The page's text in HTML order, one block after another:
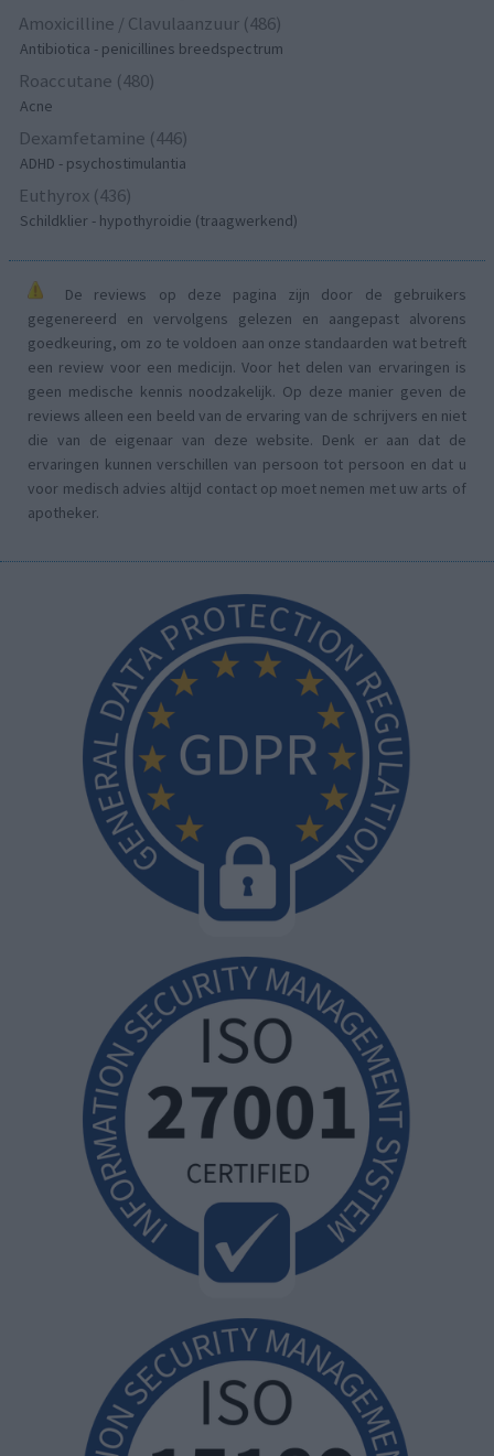
Amoxicilline / Clavulaanzuur (486)
Antibiotica - penicillines breedspectrum
Roaccutane (480)
Acne
Dexamfetamine (446)
ADHD - psychostimulantia
Euthyrox (436)
Schildklier - hypothyroidie (traagwerkend)
De reviews op deze pagina zijn door de gebruikers
gegenereerd en vervolgens gelezen en aangepast alvorens
goedkeuring, om zo te voldoen aan onze standaarden wat betreft
een review voor een medicijn. Voor het delen van ervaringen is
geen medische kennis noodzakelijk. Op deze manier geven de
reviews alleen een beeld van de ervaring van de schrijvers en niet
die van de eigenaar van deze website. Denk er aan dat de
ervaringen kunnen verschillen van persoon tot persoon en dat u
voor medisch advies altijd contact op moet nemen met uw arts of
apotheker.